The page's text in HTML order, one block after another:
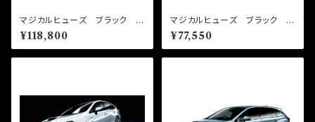
マジカルヒューズ ブラック フ
ルキット レヴォーグ VN5
MFSFB136 72個
¥118,800
マジカルヒューズ ブラック フ
ルキット レヴォーグ VM 2
019年6月～ MFSFB104 4
7個
¥77,550